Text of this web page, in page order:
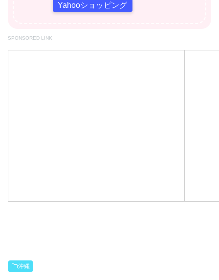
Yahooショッピング
SPONSORED LINK
沖縄